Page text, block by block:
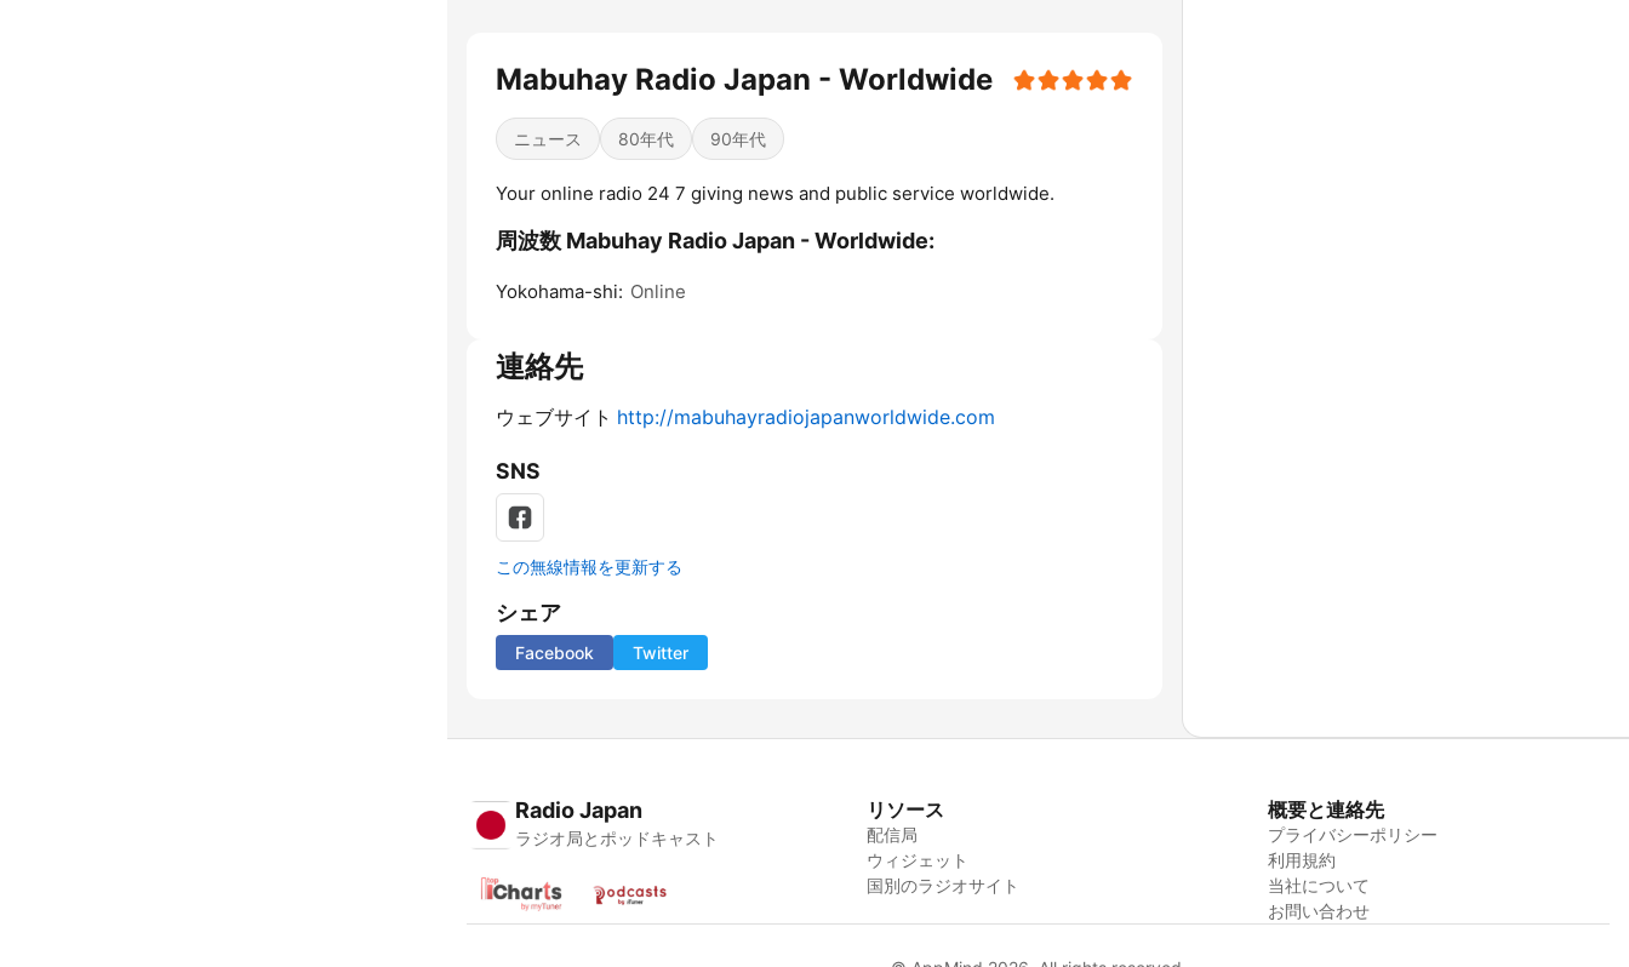
Mabuhay Radio Japan - Worldwide
ニュース 80年代 90年代
Your online radio 24 7 giving news and public service worldwide.
周波数 Mabuhay Radio Japan - Worldwide:
Yokohama-shi: Online
連絡先
ウェブサイト http://mabuhayradiojapanworldwide.com
SNS
この無線情報を更新する
シェア
Facebook Twitter
Radio Japan
ラジオ局とポッドキャスト
リソース
配信局
ウィジェット
国別のラジオサイト
概要と連絡先
プライバシーポリシー
利用規約
当社について
お問い合わせ